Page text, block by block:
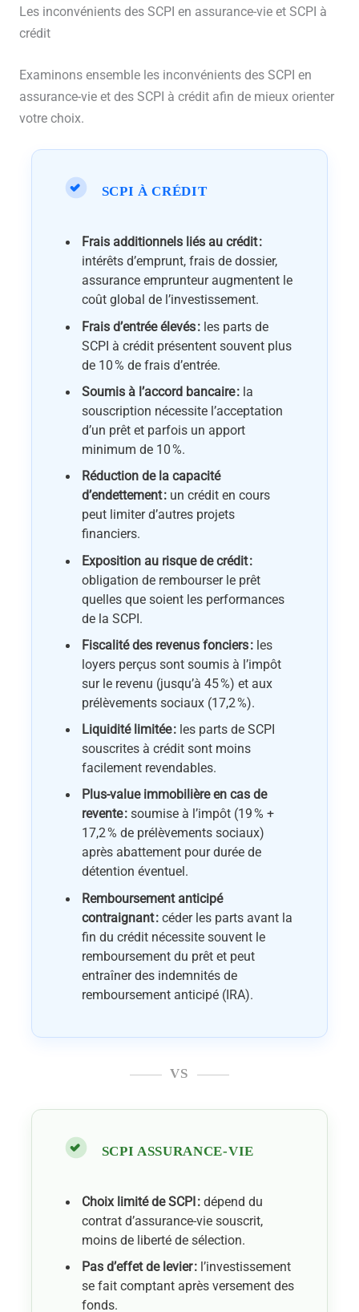
Les inconvénients des SCPI en assurance-vie et SCPI à
crédit
Examinons ensemble les inconvénients des SCPI en
assurance-vie et des SCPI à crédit afin de mieux orienter
votre choix.
SCPI À CRÉDIT
Frais additionnels liés au crédit :
intérêts d’emprunt, frais de dossier,
assurance emprunteur augmentent le
coût global de l’investissement.
Frais d’entrée élevés : les parts de
SCPI à crédit présentent souvent plus
de 10 % de frais d’entrée.
Soumis à l’accord bancaire : la
souscription nécessite l’acceptation
d’un prêt et parfois un apport
minimum de 10 %.
Réduction de la capacité
d’endettement : un crédit en cours
peut limiter d’autres projets
financiers.
Exposition au risque de crédit :
obligation de rembourser le prêt
quelles que soient les performances
de la SCPI.
Fiscalité des revenus fonciers : les
loyers perçus sont soumis à l’impôt
sur le revenu (jusqu’à 45 %) et aux
prélèvements sociaux (17,2 %).
Liquidité limitée : les parts de SCPI
souscrites à crédit sont moins
facilement revendables.
Plus-value immobilière en cas de
revente : soumise à l’impôt (19 % +
17,2 % de prélèvements sociaux)
après abattement pour durée de
détention éventuel.
Remboursement anticipé
contraignant : céder les parts avant la
fin du crédit nécessite souvent le
remboursement du prêt et peut
entraîner des indemnités de
remboursement anticipé (IRA).
VS
SCPI ASSURANCE-VIE
Choix limité de SCPI : dépend du
contrat d’assurance-vie souscrit,
moins de liberté de sélection.
Pas d’effet de levier : l’investissement
se fait comptant après versement des
fonds.